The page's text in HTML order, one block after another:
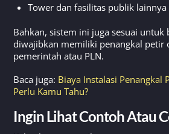
Tower dan fasilitas publik lainnya
Bahkan, sistem ini juga sesuai untuk
diwajibkan memiliki penangkal petir
pemerintah atau PLN.
Baca juga: Biaya Instalasi Penangkal
Perlu Kamu Tahu?
Ingin Lihat Contoh Atau